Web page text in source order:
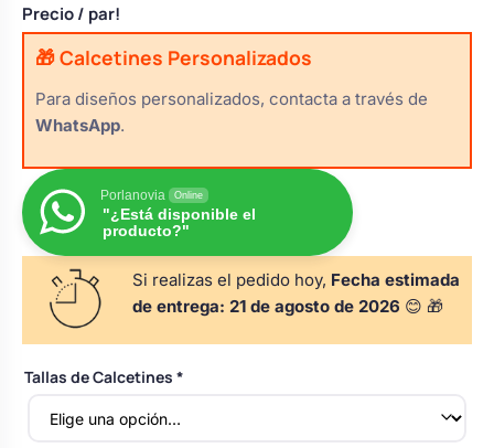
alianzas
porta alianzas
de boda
y pala tarta
bebé boda
Rasca y Gana para Comunión:
Sorpresas y Diversión
Detalles de comunión para invitados
Ver todo
Neceseres personalizados
Otros regalos
Ver todo
Precio/ par!
🎁 Calcetines Personalizados
Para diseños personalizados, contacta a través de
WhatsApp.
Porlanovia Online
"¿Está disponible el
producto?"
Si realizas el pedido hoy, Fecha estimada
de entrega: 21 de agosto de 2026 😊 🎁
Tallas de Calcetines *